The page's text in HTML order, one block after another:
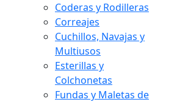
Coderas y Rodilleras
Correajes
Cuchillos, Navajas y
Multiusos
Esterillas y
Colchonetas
Fundas y Maletas de